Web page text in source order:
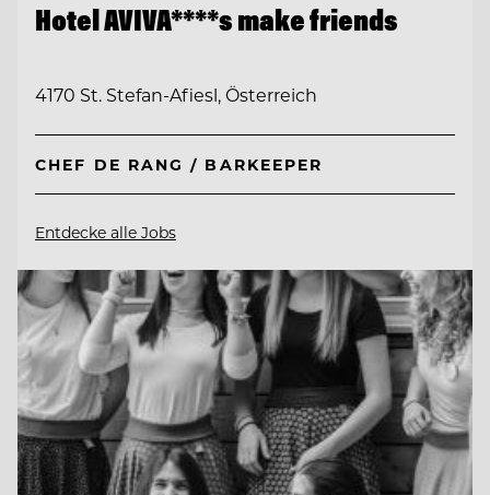
Hotel AVIVA****s make friends
4170 St. Stefan-Afiesl, Österreich
CHEF DE RANG / BARKEEPER
Entdecke alle Jobs